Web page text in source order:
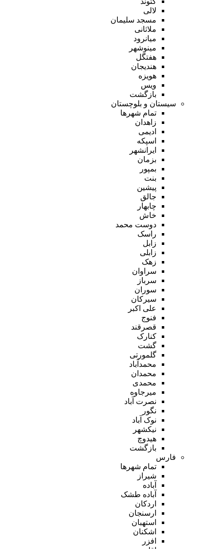
لالی
مسجد سلیمان
ملاثانی
میانرود
مینوشهر
هفتگل
هندیجان
هویزه
ویس
بازگشت
سیستان و بلوچستان
تمام شهر‌ها
زاهدان
ادیمی
اسپکه
ایرانشهر
بزمان
بمپور
بنت
پیشین
جالق
چابهار
خاش
دوست محمد
راسک
زابل
زابلی
زهک
سراوان
سرباز
سوران
سیرکان
علی اکبر
فنوج
قصرقند
کنارک
گشت
گلمورتی
محمدآباد
محمدان
محمدی
میرجاوه
نصرت آباد
نگور
نوک آباد
نیکشهر
هیدوچ
بازگشت
فارس
تمام شهر‌ها
شیراز
آباده
آباده طشک
اردکان
ارسنجان
استهبان
اشکنان
افزر